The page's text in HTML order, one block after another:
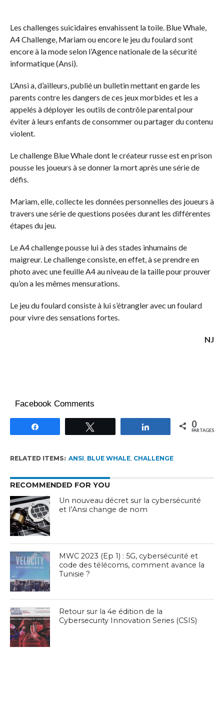
Les challenges suicidaires envahissent la toile. Blue Whale,
A4 Challenge, Mariam ou encore le jeu du foulard sont
encore à la mode selon l’Agence nationale de la sécurité
informatique (Ansi).
L’Ansi a, d’ailleurs, publié un bulletin mettant en garde les
parents contre les dangers de ces jeux morbides et les a
appelés à déployer les outils de contrôle parental pour
éviter à leurs enfants de consommer ou partager du contenu
violent.
Le challenge Blue Whale dont le créateur russe est en prison
pousse les joueurs à se donner la mort après une série de
défis.
Mariam, elle, collecte les données personnelles des joueurs à
travers une série de questions posées durant les différentes
étapes du jeu.
Le A4 challenge pousse lui à des stades inhumains de
maigreur. Le challenge consiste, en effet, à se prendre en
photo avec une feuille A4 au niveau de la taille pour prouver
qu’on a les mêmes mensurations.
Le jeu du foulard consiste à lui s’étrangler avec un foulard
pour vivre des sensations fortes.
NJ
Facebook Comments
Partagez 0
PARTAGES
RELATED ITEMS: ANSI, BLUE WHALE, CHALLENGE
RECOMMENDED FOR YOU
Un nouveau décret sur la cybersécurité
et l’Ansi change de nom
MWC 2023 (Ep 1) : 5G, cybersécurité et
code des télécoms, comment avance la
Tunisie ?
Retour sur la 4e édition de la
Cybersecurity Innovation Series (CSIS)